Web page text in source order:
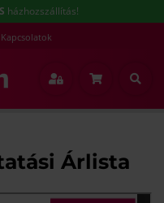
házhozszállítás!
Kapcsolatok
Árlista